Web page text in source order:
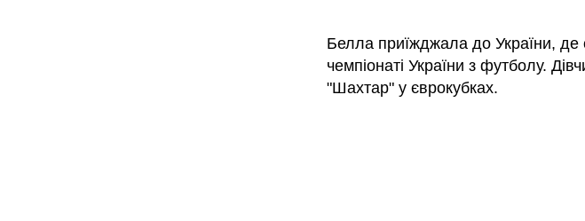
Белла приїжджала до України, де
чемпіонаті України з футболу.
"Шахтар" у єврокубках.